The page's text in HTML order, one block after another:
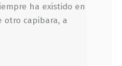
ha existido en
otro capibara, a